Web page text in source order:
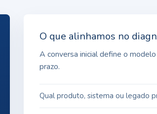
O que alinhamos no
A conversa inicial define o
prazo.
Qual produto, sistema ou legado